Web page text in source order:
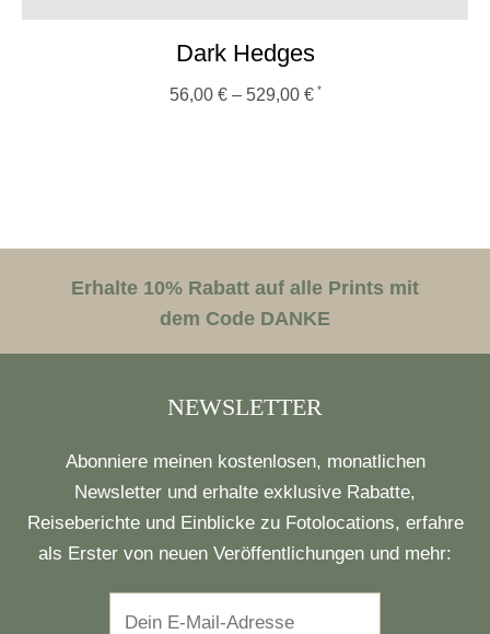
Dark Hedges
56,00 €– 529,00 €
Erhalte 10% Rabatt auf alle Prints mit
dem Code DANKE
NEWSLETTER
Abonniere meinen kostenlosen, monatlichen
Newsletter und erhalte exklusive Rabatte,
Reiseberichte und Einblicke zu Fotolocations, erfahre
als Erster von neuen Veröffentlichungen und mehr: